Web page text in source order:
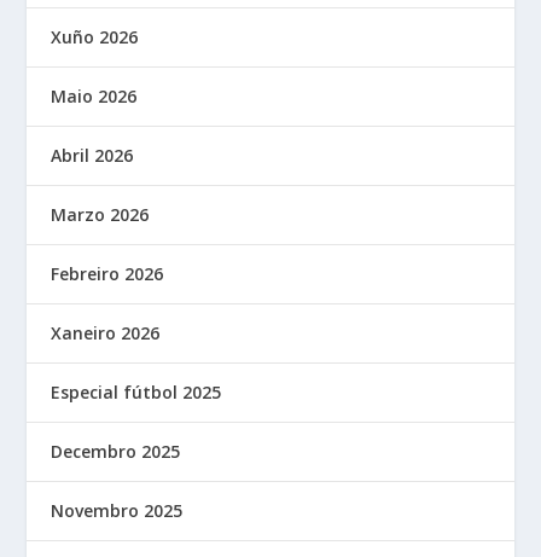
Xuño 2026
Maio 2026
Abril 2026
Marzo 2026
Febreiro 2026
Xaneiro 2026
Especial fútbol 2025
Decembro 2025
Novembro 2025